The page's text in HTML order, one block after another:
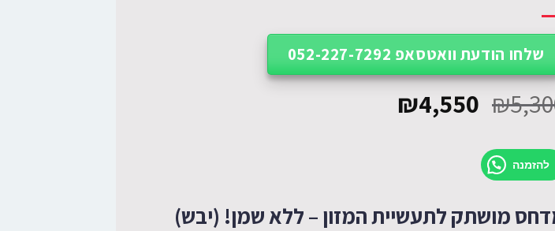
שלחו הודעת וואטסאפ 052-227-7292
₪
₪4,550
להזמנה
מושתק לתעשיית המזון – ללא שמן! (יבש)